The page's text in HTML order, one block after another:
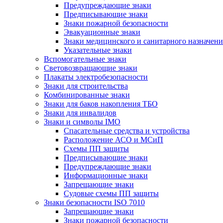
Предупреждающие знаки
Предписывающие знаки
Знаки пожарной безопасности
Эвакуационные знаки
Знаки медицинского и санитарного
Указательные знаки
Вспомогательные знаки
Световозвращающие знаки
Плакаты электробезопасности
Знаки для строительства
Комбинированные знаки
Знаки для баков накопления ТБО
Знаки для инвалидов
Знаки и символы IMO
Спасательные средства и устройства
Расположение АСО и МСиП
Схемы ПП защиты
Предписывающие знаки
Предупреждающие знаки
Информационные знаки
Запрещающие знаки
Судовые схемы ПП защиты
Знаки безопасности ISO 7010
Запрещающие знаки
Знаки пожарной безопасности